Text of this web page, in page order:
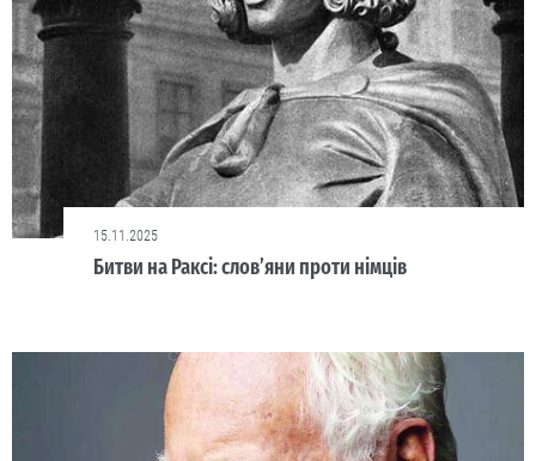
15.11.2025
Битви на Раксі: слов’яни проти німців